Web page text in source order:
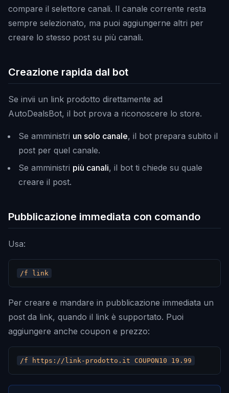
compare il selettore canali. Il canale corrente resta
sempre selezionato, ma puoi aggiungerne altri per
creare lo stesso post su più canali.
Creazione rapida dal bot
Se invii un link prodotto direttamente ad
AutoDealsBot, il bot prova a riconoscere lo store.
Se amministri un solo canale, il bot prepara subito il
post per quel canale.
Se amministri più canali, il bot ti chiede su quale
creare il post.
Pubblicazione immediata con comando
Usa:
Per creare e mandare in pubblicazione immediata un
post da link, quando il link è supportato. Puoi
aggiungere anche coupon e prezzo: